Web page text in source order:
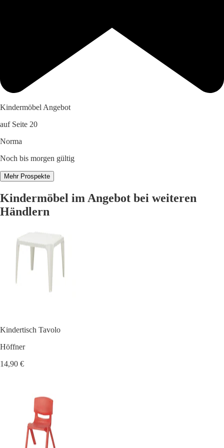
Kindermöbel Angebot
auf Seite 20
Norma
Noch bis morgen gültig
Mehr Prospekte
Kindermöbel im Angebot bei weiteren
Händlern
Kindertisch Tavolo
Höffner
14,90 €